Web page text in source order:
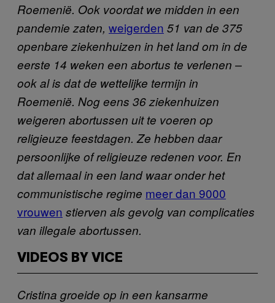
Roemenië. Ook voordat we midden in een
pandemie zaten, weigerden 51 van de 375
openbare ziekenhuizen in het land om in de
eerste 14 weken een abortus te verlenen –
ook al is dat de wettelijke termijn in
Roemenië. Nog eens 36 ziekenhuizen
weigeren abortussen uit te voeren op
religieuze feestdagen. Ze hebben daar
persoonlijke of religieuze redenen voor. En
dat allemaal in een land waar onder het
communistische regime meer dan 9000
vrouwen stierven als gevolg van complicaties
van illegale abortussen.
VIDEOS BY VICE
Cristina groeide op in een kansarme